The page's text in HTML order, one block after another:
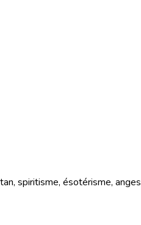
spiritisme, ésotérisme, anges